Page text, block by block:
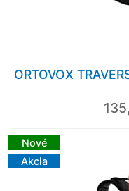
ORTOVOX
Nové
Akcia